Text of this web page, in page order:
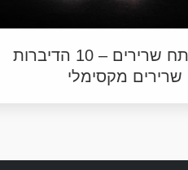
איך לפתח שרירים – 10 הדיברות
שרירים מקסימלי